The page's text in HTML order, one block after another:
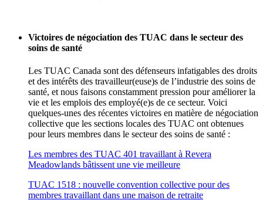
Victoires de négociation des TUAC dans le secteur des
soins de santé
Les TUAC Canada sont des défenseurs infatigables des droits
et des intérêts des travailleur(euse)s de l’industrie des soins de
santé, et nous faisons constamment pression pour améliorer la
vie et les emplois des employé(e)s de ce secteur. Voici
quelques-unes des récentes victoires en matière de négociation
collective que les sections locales des TUAC ont obtenues
pour leurs membres dans le secteur des soins de santé :
Les membres des TUAC 401 travaillant à Revera
Meadowlands bâtissent une vie meilleure
TUAC 1518 : nouvelle convention collective pour des
membres travaillant dans une maison de retraite